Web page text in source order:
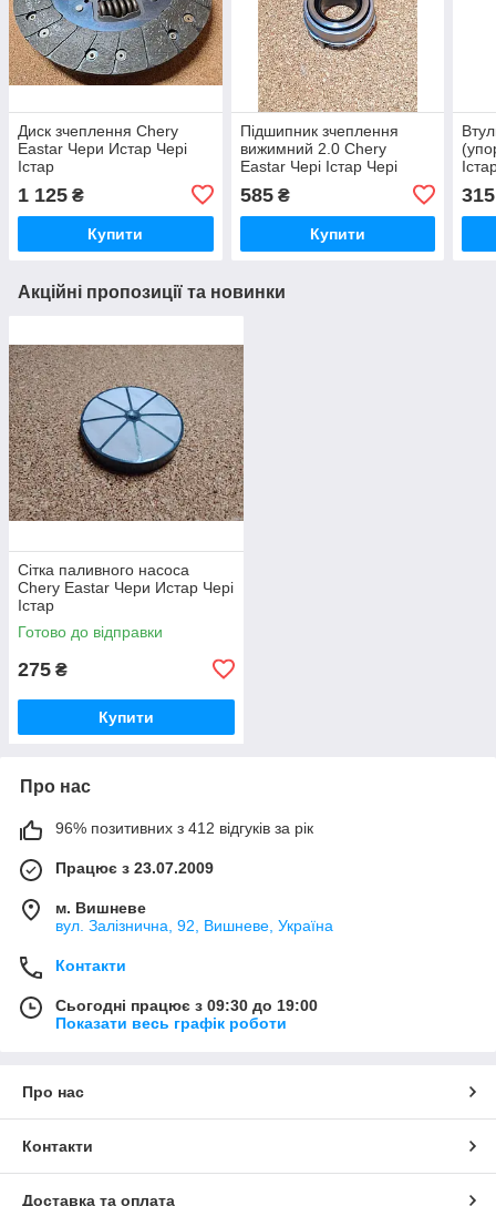
Диск зчеплення Chery
Eastar Чери Истар Чері
Істар
1 125 ₴
Купити
Підшипник зчеплення
вижимний 2.0 Chery
Eastar Чері Істар Чері
585₴
Купити
315
Акційні пропозиції та новинки
Сітка паливного насоса
Chery Eastar Чери Истар Чері
Істар
Готово до відправки
275 ₴
Купити
Про нас
96% позитивних з 412 відгуків за рік
Працює з 23.07.2009
м. Вишневе
вул. Залізнична, 92, Вишневе, Україна
Контакти
Сьогодні працює з 09:30 до 19:00
Показати весь графік роботи
Про нас
Контакти
Доставка та оплата